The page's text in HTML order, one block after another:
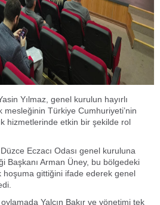
Yılmaz, genel kurulun hayırlı
mesleğinin Türkiye Cumhuriyeti’nin
hizmetlerinde etkin bir şekilde rol
Eczacı Odası genel kuruluna
Başkanı Arman Üney, bu bölgedeki
gittiğini ifade ederek genel
Yalçın Bakır ve yönetimi tek